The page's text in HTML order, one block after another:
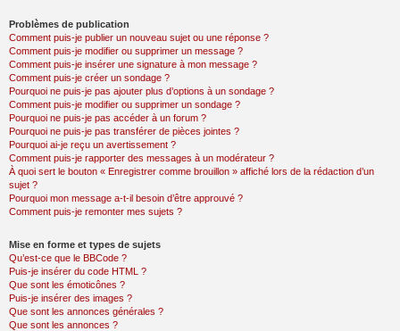
Problèmes de publication
Comment puis-je publier un nouveau sujet ou une réponse ?
Comment puis-je modifier ou supprimer un message ?
Comment puis-je insérer une signature à mon message ?
Comment puis-je créer un sondage ?
Pourquoi ne puis-je pas ajouter plus d’options à un sondage ?
Comment puis-je modifier ou supprimer un sondage ?
Pourquoi ne puis-je pas accéder à un forum ?
Pourquoi ne puis-je pas transférer de pièces jointes ?
Pourquoi ai-je reçu un avertissement ?
Comment puis-je rapporter des messages à un modérateur ?
À quoi sert le bouton « Enregistrer comme brouillon » affiché lors de la rédaction d’un
sujet ?
Pourquoi mon message a-t-il besoin d’être approuvé ?
Comment puis-je remonter mes sujets ?
Mise en forme et types de sujets
Qu’est-ce que le BBCode ?
Puis-je insérer du code HTML ?
Que sont les émoticônes ?
Puis-je insérer des images ?
Que sont les annonces générales ?
Que sont les annonces ?